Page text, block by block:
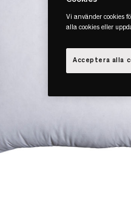
Vi använder cookies
alla cookies eller
Acceptera alla